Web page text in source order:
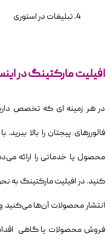
تبلیغات در استوری
افیلیت مارکتینگ در
در هر زمینه ای که تخصص
فالوررهای پیجتان را بالا
محصول یا خدماتی را ارائه
کنید. در افیلیت مارکتینگ به
انتشار محصولات آن‌ها می‌کنید
فروش محصولات یا گاهی